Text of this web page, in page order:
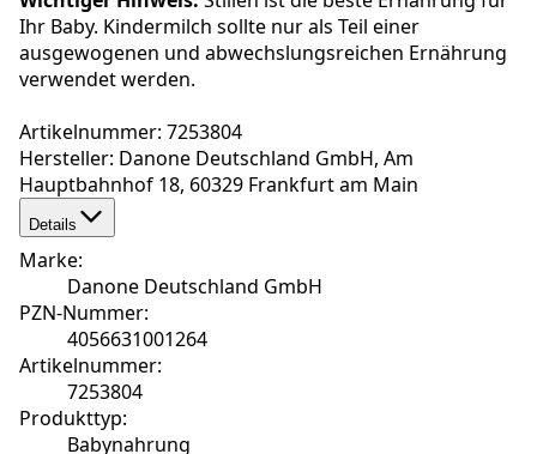
Ihr Baby. Kindermilch sollte nur als Teil einer
ausgewogenen und abwechslungsreichen Ernährung
verwendet werden.
Artikelnummer: 7253804
Hersteller: Danone Deutschland GmbH, Am
Hauptbahnhof 18, 60329 Frankfurt am Main
Details
Marke:
Danone Deutschland GmbH
PZN-Nummer:
4056631001264
Artikelnummer:
7253804
Produkttyp:
Babynahrung